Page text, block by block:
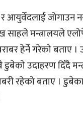
र आयुर्वेदलाई
साहले मन्त्रालयले
हेर्ने गरेको बताए
उदाहरण दिँदै
रहेको बताए ।